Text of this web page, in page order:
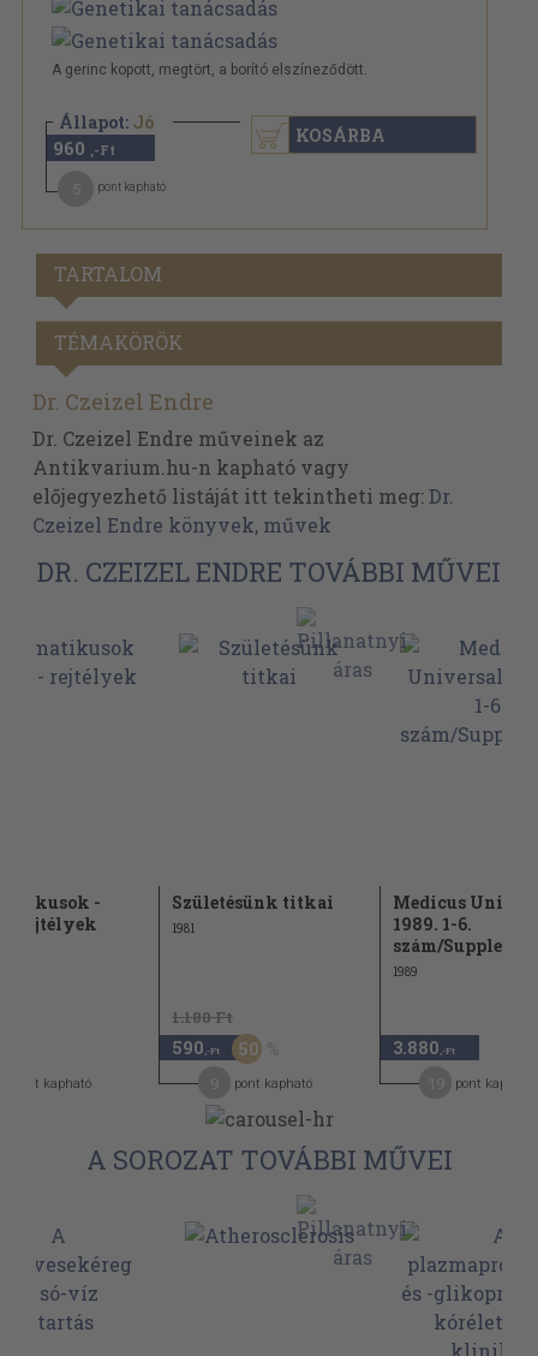
A gerinc kopott, megtört, a borító elszíneződött.
Állapot: Jó
960 ,-Ft
pont kapható
KOSÁRBA
TARTALOM
TÉMAKÖRÖK
Dr. Czeizel Endre
Dr. Czeizel Endre műveinek az
Antikvarium.hu-n kapható vagy
előjegyezhető listáját itt tekintheti meg:Dr.
Czeizel Endre könyvek, művek
DR. CZEIZEL ENDRE TOVÁBBI MŰVEI
-
- rejtélyek
pont kapható
Születésünk titkai
1981
1.180 Ft
590 ,-Ft 50
pont kapható
Medicus
1989. 1-6.
szám/
1989
3.880 ,-Ft
pont kapható
A SOROZAT TOVÁBBI MŰVEI